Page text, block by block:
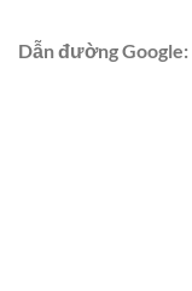
Dẫn đường Google: